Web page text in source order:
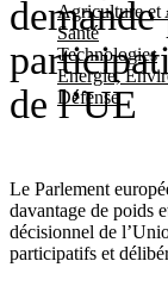
Agriculture et
Santé
Technologies
Energie,
Défense
de l’UE
Le Parlement
davantage de poids
décisionnel de
participatifs et